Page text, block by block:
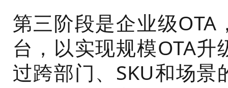
第三阶段是企业级
台，以实现规模OTA
过跨部门、SKU和场